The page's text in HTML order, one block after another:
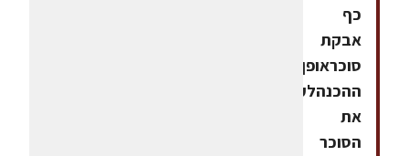
כף
אבקת
סוכראופן
ההכנהלערבב
את
הסוכר